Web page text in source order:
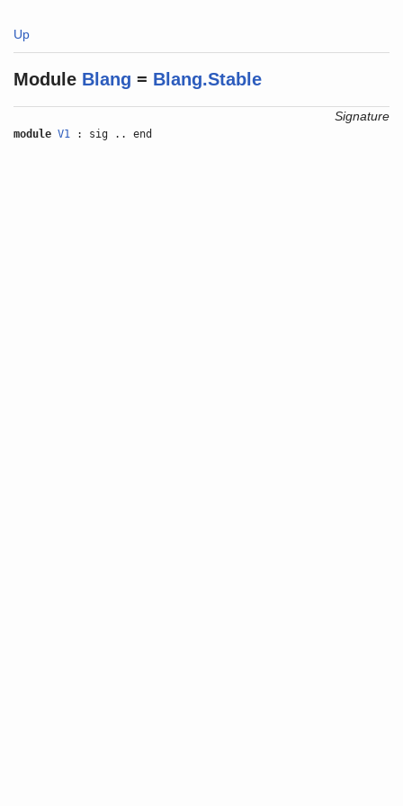
Up
Module Blang = Blang.Stable
Signature
module V1 : sig .. end